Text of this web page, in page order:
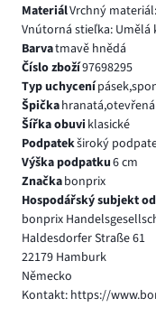
MateriálVrchný
Vnútorná stieľka: Umělá
Barvatmavě hnědá
Číslo zboží97698295
Typ uchycení
Špičkahranatá,otevřená
Šířka obuvi klasické
Podpatekširoký
Výška podpatku6 cm
Značkabonprix
Hospodářský subjekt
bonprix
Haldesdorfer Straße 61
22179 Hamburk
Německo
Kontakt: https://